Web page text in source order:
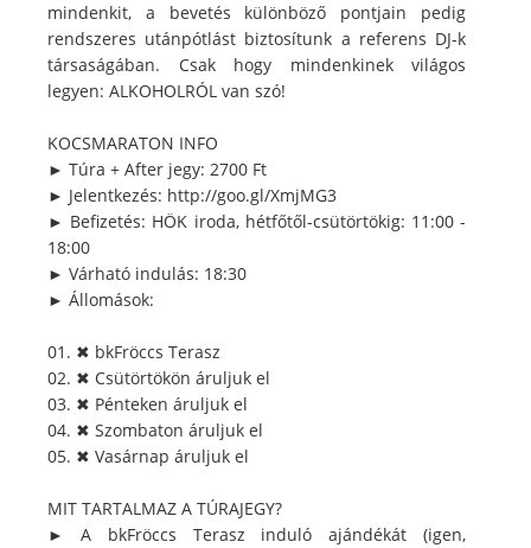
mindenkit, a bevetés különböző pontjain pedig
rendszeres utánpótlást biztosítunk a referens DJ-k
társaságában. Csak hogy mindenkinek világos
legyen: ALKOHOLRÓL van szó!
KOCSMARATON INFO
► Túra + After jegy: 2700 Ft
► Jelentkezés: http://goo.gl/XmjMG3
► Befizetés: HÖK iroda, hétfőtől-csütörtökig: 11:00 -
18:00
► Várható indulás: 18:30
► Állomások:
01. ✖ bkFröccs Terasz
02. ✖ Csütörtökön áruljuk el
03. ✖ Pénteken áruljuk el
04. ✖ Szombaton áruljuk el
05. ✖ Vasárnap áruljuk el
MIT TARTALMAZ A TÚRAJEGY?
► A bkFröccs Terasz induló ajándékát (igen,